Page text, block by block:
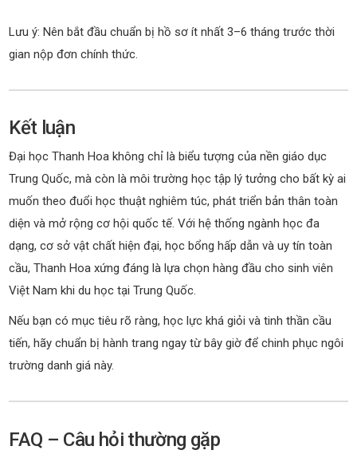
Lưu ý: Nên bắt đầu chuẩn bị hồ sơ ít nhất 3–6 tháng trước thời
gian nộp đơn chính thức.
Kết luận
Đại học Thanh Hoa không chỉ là biểu tượng của nền giáo dục
Trung Quốc, mà còn là môi trường học tập lý tưởng cho bất kỳ ai
muốn theo đuổi học thuật nghiêm túc, phát triển bản thân toàn
diện và mở rộng cơ hội quốc tế. Với hệ thống ngành học đa
dạng, cơ sở vật chất hiện đại, học bổng hấp dẫn và uy tín toàn
cầu, Thanh Hoa xứng đáng là lựa chọn hàng đầu cho sinh viên
Việt Nam khi du học tại Trung Quốc.
Nếu bạn có mục tiêu rõ ràng, học lực khá giỏi và tinh thần cầu
tiến, hãy chuẩn bị hành trang ngay từ bây giờ để chinh phục ngôi
trường danh giá này.
FAQ – Câu hỏi thường gặp